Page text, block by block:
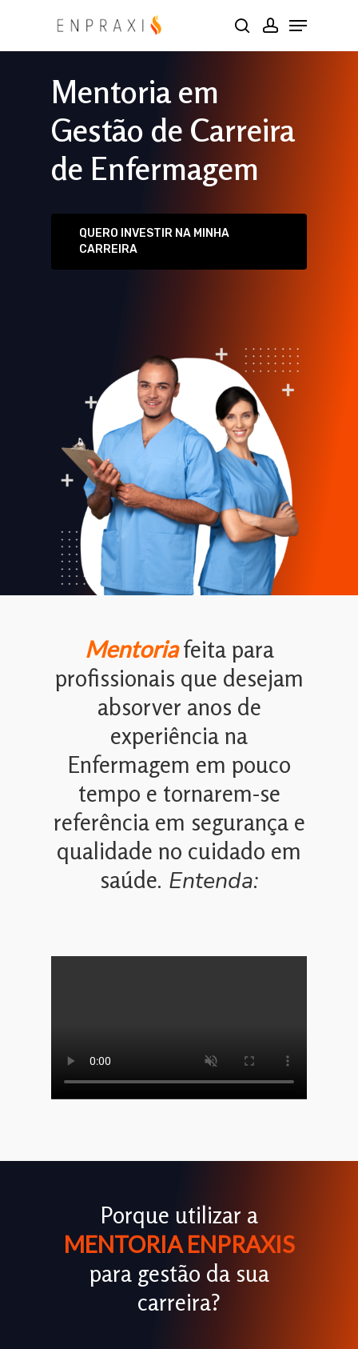
Mentoria em
Gestão de Carreira
de Enfermagem
QUERO INVESTIR NA MINHA
CARREIRA
Mentoriafeita para
profissionais que desejam
absorver anos de
experiência na
Enfermagem em pouco
tempo e tornarem-se
referência em segurança e
qualidade no cuidado em
saúde. Entenda:
Porque utilizar a
MENTORIA ENPRAXIS
para gestão da sua
carreira?